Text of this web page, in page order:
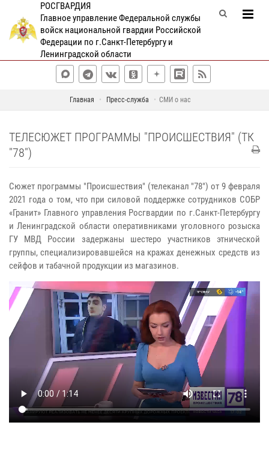
РОСГВАРДИЯ
Главное управление Федеральной службы
войск национальной гвардии Российской
Федерации по г.Санкт-Петербургу и
Ленинградской области
Главная Пресс-служба СМИ о нас
ТЕЛЕСЮЖЕТ ПРОГРАММЫ "ПРОИСШЕСТВИЯ" (ТК
"78")
Сюжет программы "Происшествия" (телеканал "78") от 9 февраля
2021 года о том, что при силовой поддержке сотрудников СОБР
«Гранит» Главного управления Росгвардии по г.Санкт-Петербургу
и Ленинградской области оперативниками уголовного розыска
ГУ МВД России задержаны шестеро участников этнической
группы, специализировавшейся на кражах денежных средств из
сейфов и табачной продукции из магазинов.